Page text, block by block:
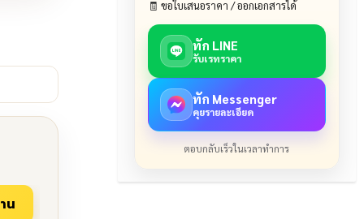
🧾 ขอใบเสนอราคา / ออกเอกสารได้
ทัก LINE
รับเรทราคา
ทัก Messenger
คุยรายละเอียด
ตอบกลับเร็วในเวลาทำการ